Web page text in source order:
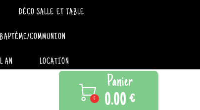
DÉCO SALLE ET TABLE
COMMUNION
AN LOCATION

0
Panier
0.00 €